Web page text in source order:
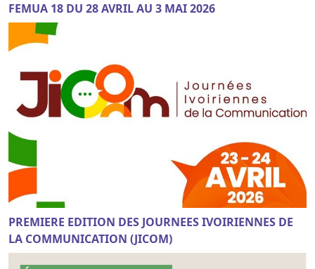
FEMUA 18 DU 28 AVRIL AU 3 MAI 2026
PREMIERE EDITION DES JOURNEES IVOIRIENNES DE
LA COMMUNICATION (JICOM)